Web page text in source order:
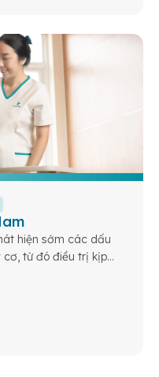
hiện sớm các dấu
từ đó điều trị kịp